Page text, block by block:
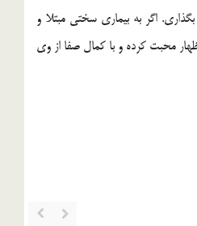
اگر به بيماري سختي مبتلا و
محبت کرده و با کمال صفا از وي